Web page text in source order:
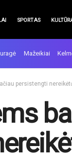
SPORTAS
Mažeikiai
persistengti